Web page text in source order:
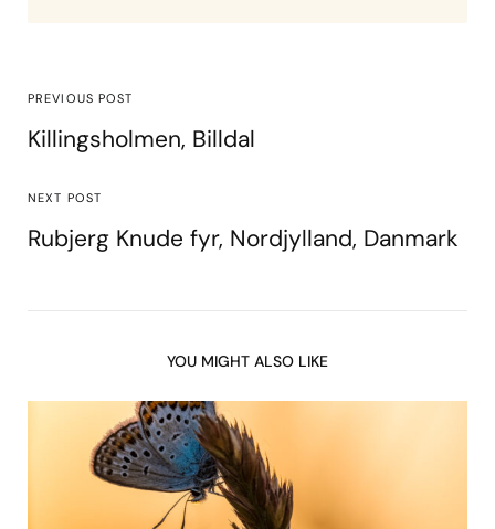
PREVIOUS POST
Killingsholmen, Billdal
NEXT POST
Rubjerg Knude fyr, Nordjylland, Danmark
YOU MIGHT ALSO LIKE